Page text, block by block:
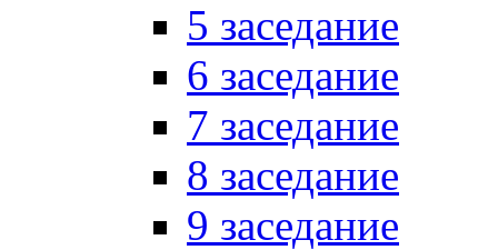
5 заседание
6 заседание
7 заседание
8 заседание
9 заседание